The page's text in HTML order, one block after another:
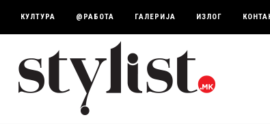
КУЛТУРА @РАБОТА ГАЛЕРИЈА ИЗЛОГ